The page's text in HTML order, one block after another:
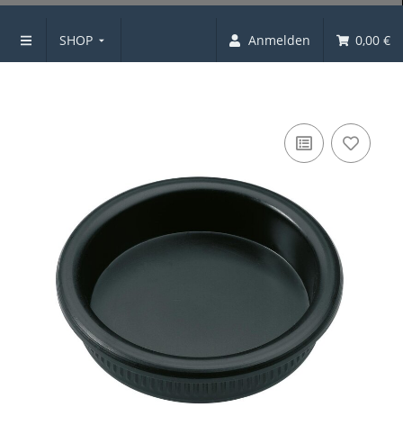
SHOP Anmelden 0,00 €
Einlassgriff